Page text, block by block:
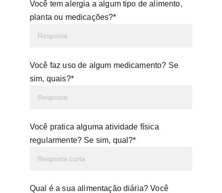
Você tem alergia a algum tipo de alimento,
planta ou medicações?*
Você faz uso de algum medicamento? Se
sim, quais?*
Você pratica alguma atividade física
regularmente? Se sim, qual?*
Qual é a sua alimentação diária? Você